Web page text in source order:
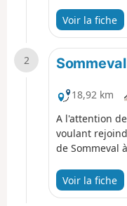
Voir la fiche
2
18,92 km
A l'attention
voulant
de Sommeval
Voir la fiche